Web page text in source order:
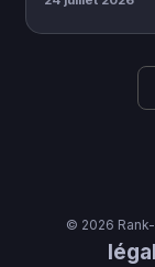
© 2026